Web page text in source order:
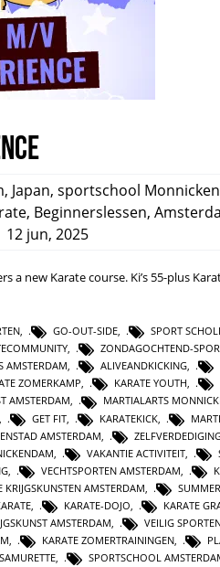
, Japan, sportschool
, Beginnerslessen,
12 jun, 2025
a new Karate course. Ki’s 55-plus
, GO-OUT-SIDE, SPORT
, ZONDAGOCHTEND-
AMSTERDAM, ALIVEANDKICKING,
ZOMERKAMP, KARATE YOUTH,
AMSTERDAM, MARTIALARTS
GET FIT KARATEKICK
AMSTERDAM
VAKANTIE ACTIVITEIT
VECHTSPORTEN AMSTERDAM
KRIJGSKUNSTEN AMSTERDAM
KARATE-DOJO KARATE
AMSTERDAM VEILIG
KARATE ZOMERTRAININGEN
SAMURETTE, SPORTSCHOOL